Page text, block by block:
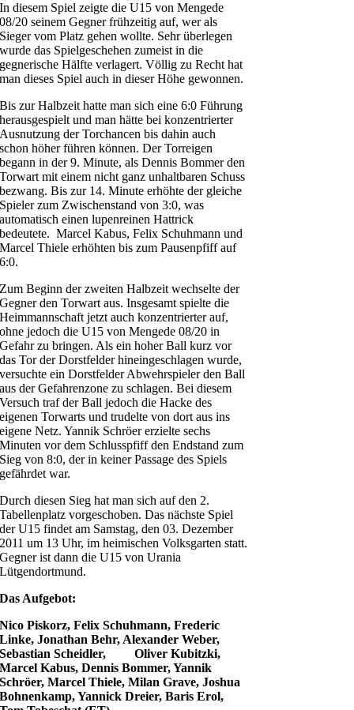
In diesem Spiel zeigte die U15 von Mengede
08/20 seinem Gegner frühzeitig auf, wer als
Sieger vom Platz gehen wollte. Sehr überlegen
wurde das Spielgeschehen zumeist in die
gegnerische Hälfte verlagert. Völlig zu Recht hat
man dieses Spiel auch in dieser Höhe gewonnen.
Bis zur Halbzeit hatte man sich eine 6:0 Führung
herausgespielt und man hätte bei konzentrierter
Ausnutzung der Torchancen bis dahin auch
schon höher führen können. Der Torreigen
begann in der 9. Minute, als Dennis Bommer den
Torwart mit einem nicht ganz unhaltbaren Schuss
bezwang. Bis zur 14. Minute erhöhte der gleiche
Spieler zum Zwischenstand von 3:0, was
automatisch einen lupenreinen Hattrick
bedeutete. Marcel Kabus, Felix Schuhmann und
Marcel Thiele erhöhten bis zum Pausenpfiff auf
6:0.
Zum Beginn der zweiten Halbzeit wechselte der
Gegner den Torwart aus. Insgesamt spielte die
Heimmannschaft jetzt auch konzentrierter auf,
ohne jedoch die U15 von Mengede 08/20 in
Gefahr zu bringen. Als ein hoher Ball kurz vor
das Tor der Dorstfelder hineingeschlagen wurde,
versuchte ein Dorstfelder Abwehrspieler den Ball
aus der Gefahrenzone zu schlagen. Bei diesem
Versuch traf der Ball jedoch die Hacke des
eigenen Torwarts und trudelte von dort aus ins
eigene Netz. Yannik Schröer erzielte sechs
Minuten vor dem Schlusspfiff den Endstand zum
Sieg von 8:0, der in keiner Passage des Spiels
gefährdet war.
Durch diesen Sieg hat man sich auf den 2.
Tabellenplatz vorgeschoben. Das nächste Spiel
der U15 findet am Samstag, den 03. Dezember
2011 um 13 Uhr, im heimischen Volksgarten statt.
Gegner ist dann die U15 von Urania
Lütgendortmund.
Das Aufgebot:
Nico Piskorz, Felix Schuhmann, Frederic
Linke, Jonathan Behr, Alexander Weber,
Sebastian Scheidler, Oliver Kubitzki,
Marcel Kabus, Dennis Bommer, Yannik
Schröer, Marcel Thiele, Milan Grave, Joshua
Bohnenkamp, Yannick Dreier, Baris Erol,